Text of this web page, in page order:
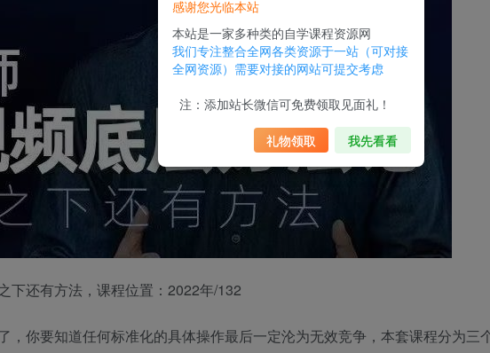
下还有方法，课程位置：2022年/132
，你要知道任何标准化的具体操作最后一定沦为无效竞争，本套课程分为三
感谢您光临本站
本站是一家多种类的自学课程资源网
我们专注整合全网各类资源于一站（可对接
全网资源）需要对接的网站可提交考虑
注：添加站长微信可免费领取见面礼！
礼物领取 我先看看